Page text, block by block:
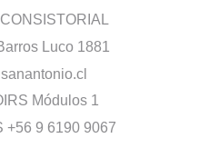
Luco 1881
Módulos 1
+56 9 6190 9067